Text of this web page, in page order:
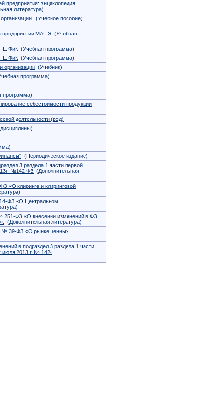
предприятия: энциклопедия
литература)
(Учебное пособие)
предприятии МАГ Э (Учебная
ФиК (Учебная программа)
ФиК (Учебная программа)
организации (Учебник)
программа)
программа)
себестоимости продукции
деятельности (вэд)
(Периодическое издание)
3 раздела 1 части первой
№142 ФЗ (Дополнительная
«О клиринге и клиринговой
ФЗ «О Центральном
251-ФЗ «О внесении изменений в ФЗ
(Дополнительная литература)
№ 39-ФЗ «О рынке ценных
в подраздел 3 раздела 1 части
июля 2013 г. № 142-